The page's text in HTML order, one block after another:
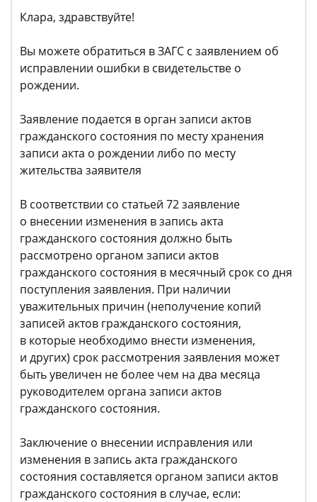
Клара, здравствуйте!
Вы можете обратиться в ЗАГС с заявлением об
исправлении ошибки в свидетельстве о
рождении.
Заявление подается в орган записи актов
гражданского состояния по месту хранения
записи акта о рождении либо по месту
жительства заявителя
В соответствии со статьей 72 заявление
о внесении изменения в запись акта
гражданского состояния должно быть
рассмотрено органом записи актов
гражданского состояния в месячный срок со дня
поступления заявления. При наличии
уважительных причин (неполучение копий
записей актов гражданского состояния,
в которые необходимо внести изменения,
и других) срок рассмотрения заявления может
быть увеличен не более чем на два месяца
руководителем органа записи актов
гражданского состояния.
Заключение о внесении исправления или
изменения в запись акта гражданского
состояния составляется органом записи актов
гражданского состояния в случае, если: